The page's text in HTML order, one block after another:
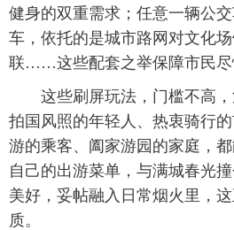
健身的双重需求；任意一辆公
车，依托的是城市路网对文化
联……这些配套之举保障市民尽
这些刷屏玩法，门槛不高，
拍国风照的年轻人、热衷骑行
游的乘客、阖家游园的家庭，
自己的出游菜单，与满城春光
美好，妥帖融入日常烟火里，
质。